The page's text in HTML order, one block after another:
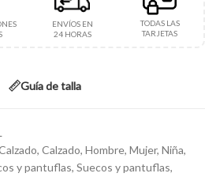
ENVÍOS EN
24 HORAS
TODAS LAS
TARJETAS
Guía de talla
, Calzado, Hombre, Mujer, Niña,
y pantuflas, Suecos y pantuflas,